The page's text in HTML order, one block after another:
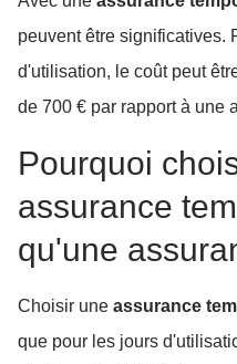
peuvent être significatives.
d'utilisation, le coût peut
de 700 € par rapport à une
Pourquoi
assurance
qu'une
Choisir une assurance
que pour les jours